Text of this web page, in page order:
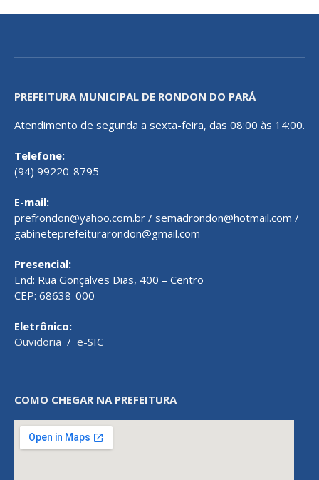
PREFEITURA MUNICIPAL DE RONDON DO PARÁ
Atendimento de segunda a sexta-feira, das 08:00 às 14:00.
Telefone:
(94) 99220-8795
E-mail:
prefrondon@yahoo.com.br / semadrondon@hotmail.com /
gabineteprefeiturarondon@gmail.com
Presencial:
End: Rua Gonçalves Dias, 400 – Centro
CEP: 68638-000
Eletrônico:
Ouvidoria / e-SIC
COMO CHEGAR NA PREFEITURA